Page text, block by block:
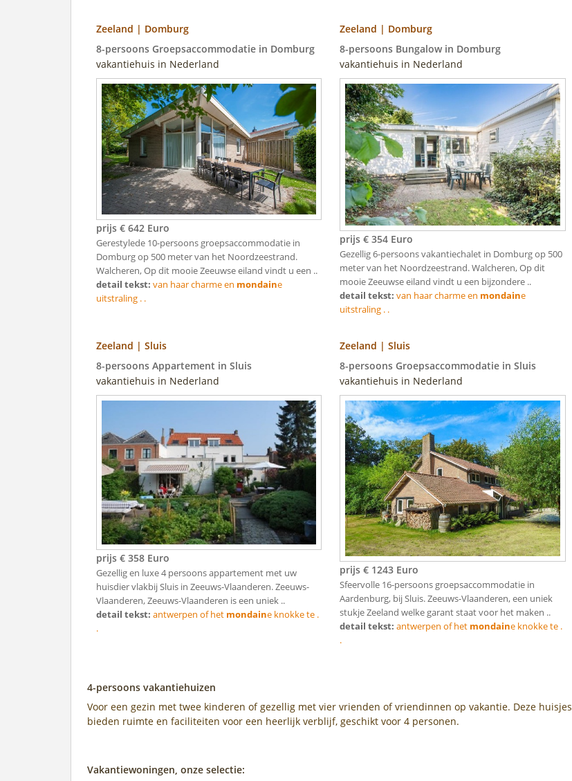
Zeeland | Domburg
8-persoons Groepsaccommodatie in Domburg
vakantiehuis in Nederland
prijs € 642 Euro
Gerestylede 10-persoons groepsaccommodatie in
Domburg op 500 meter van het Noordzeestrand.
Walcheren, Op dit mooie Zeeuwse eiland vindt u een ..
detail tekst: van haar charme en mondaine
uitstraling . .
Zeeland | Domburg
8-persoons Bungalow in Domburg
vakantiehuis in Nederland
prijs € 354 Euro
Gezellig 6-persoons vakantiechalet in Domburg op 500
meter van het Noordzeestrand. Walcheren, Op dit
mooie Zeeuwse eiland vindt u een bijzondere ..
detail tekst: van haar charme en mondaine
uitstraling . .
Zeeland | Sluis
8-persoons Appartement in Sluis
vakantiehuis in Nederland
prijs € 358 Euro
Gezellig en luxe 4 persoons appartement met uw
huisdier vlakbij Sluis in Zeeuws-Vlaanderen. Zeeuws-
Vlaanderen, Zeeuws-Vlaanderen is een uniek ..
detail tekst: antwerpen of het mondaine knokke te .
.
Zeeland | Sluis
8-persoons Groepsaccommodatie in Sluis
vakantiehuis in Nederland
prijs € 1243 Euro
Sfeervolle 16-persoons groepsaccommodatie in
Aardenburg, bij Sluis. Zeeuws-Vlaanderen, een uniek
stukje Zeeland welke garant staat voor het maken ..
detail tekst: antwerpen of het mondaine knokke te .
.
4-persoons vakantiehuizen
Voor een gezin met twee kinderen of gezellig met vier vrienden of vriendinnen op vakantie. Deze huisjes
bieden ruimte en faciliteiten voor een heerlijk verblijf, geschikt voor 4 personen.
Vakantiewoningen, onze selectie: